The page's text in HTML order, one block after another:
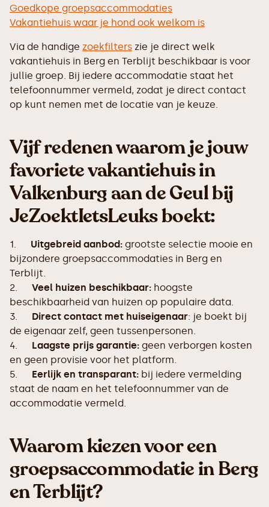
Goedkope groepsaccommodaties
Vakantiehuis waar je hond ook welkom is
Via de handige zoekfilters zie je direct welk
vakantiehuis in Berg en Terblijt beschikbaar is voor
jullie groep. Bij iedere accommodatie staat het
telefoonnummer vermeld, zodat je direct contact
op kunt nemen met de locatie van je keuze.
Vijf redenen waarom je jouw
favoriete vakantiehuis in
Valkenburg aan de Geul bij
JeZoektIetsLeuks boekt:
1. Uitgebreid aanbod: grootste selectie mooie en
bijzondere groepsaccommodaties in Berg en
Terblijt.
2. Veel huizen beschikbaar: hoogste
beschikbaarheid van huizen op populaire data.
3. Direct contact met huiseigenaar: je boekt bij
de eigenaar zelf, geen tussenpersonen.
4. Laagste prijs garantie: geen verborgen kosten
en geen provisie voor het platform.
5. Eerlijk en transparant: bij iedere vermelding
staat de naam en het telefoonnummer van de
accommodatie vermeld.
Waarom kiezen voor een
groepsaccommodatie in Berg
en Terblijt?